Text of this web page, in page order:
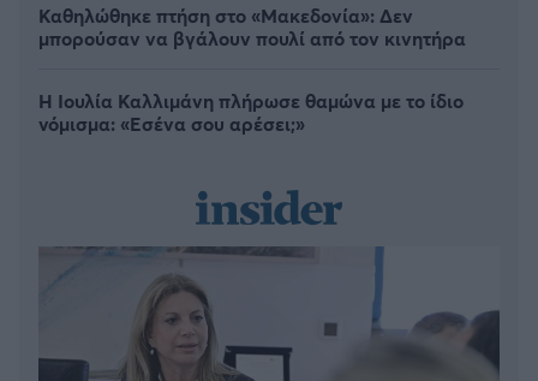
Καθηλώθηκε πτήση στο «Μακεδονία»: Δεν
μπορούσαν να βγάλουν πουλί από τον κινητήρα
Η Ιουλία Καλλιμάνη πλήρωσε θαμώνα με το ίδιο
νόμισμα: «Εσένα σου αρέσει;»